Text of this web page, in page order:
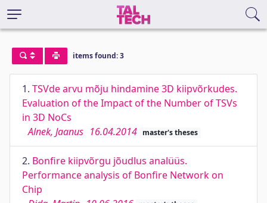
items found: 3
1. TSVde arvu mõju hindamine 3D kiipvõrkudes.
Evaluation of the Impact of the Number of TSVs
in 3D NoCs
Alnek, Jaanus 16.04.2014 master's theses
2. Bonfire kiipvõrgu jõudlus analüüs.
Performance analysis of Bonfire Network on
Chip